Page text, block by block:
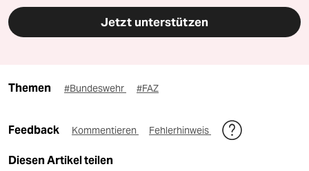
Jetzt unterstützen
Themen #Bundeswehr #FAZ
Feedback Kommentieren Fehlerhinweis
Diesen Artikel teilen